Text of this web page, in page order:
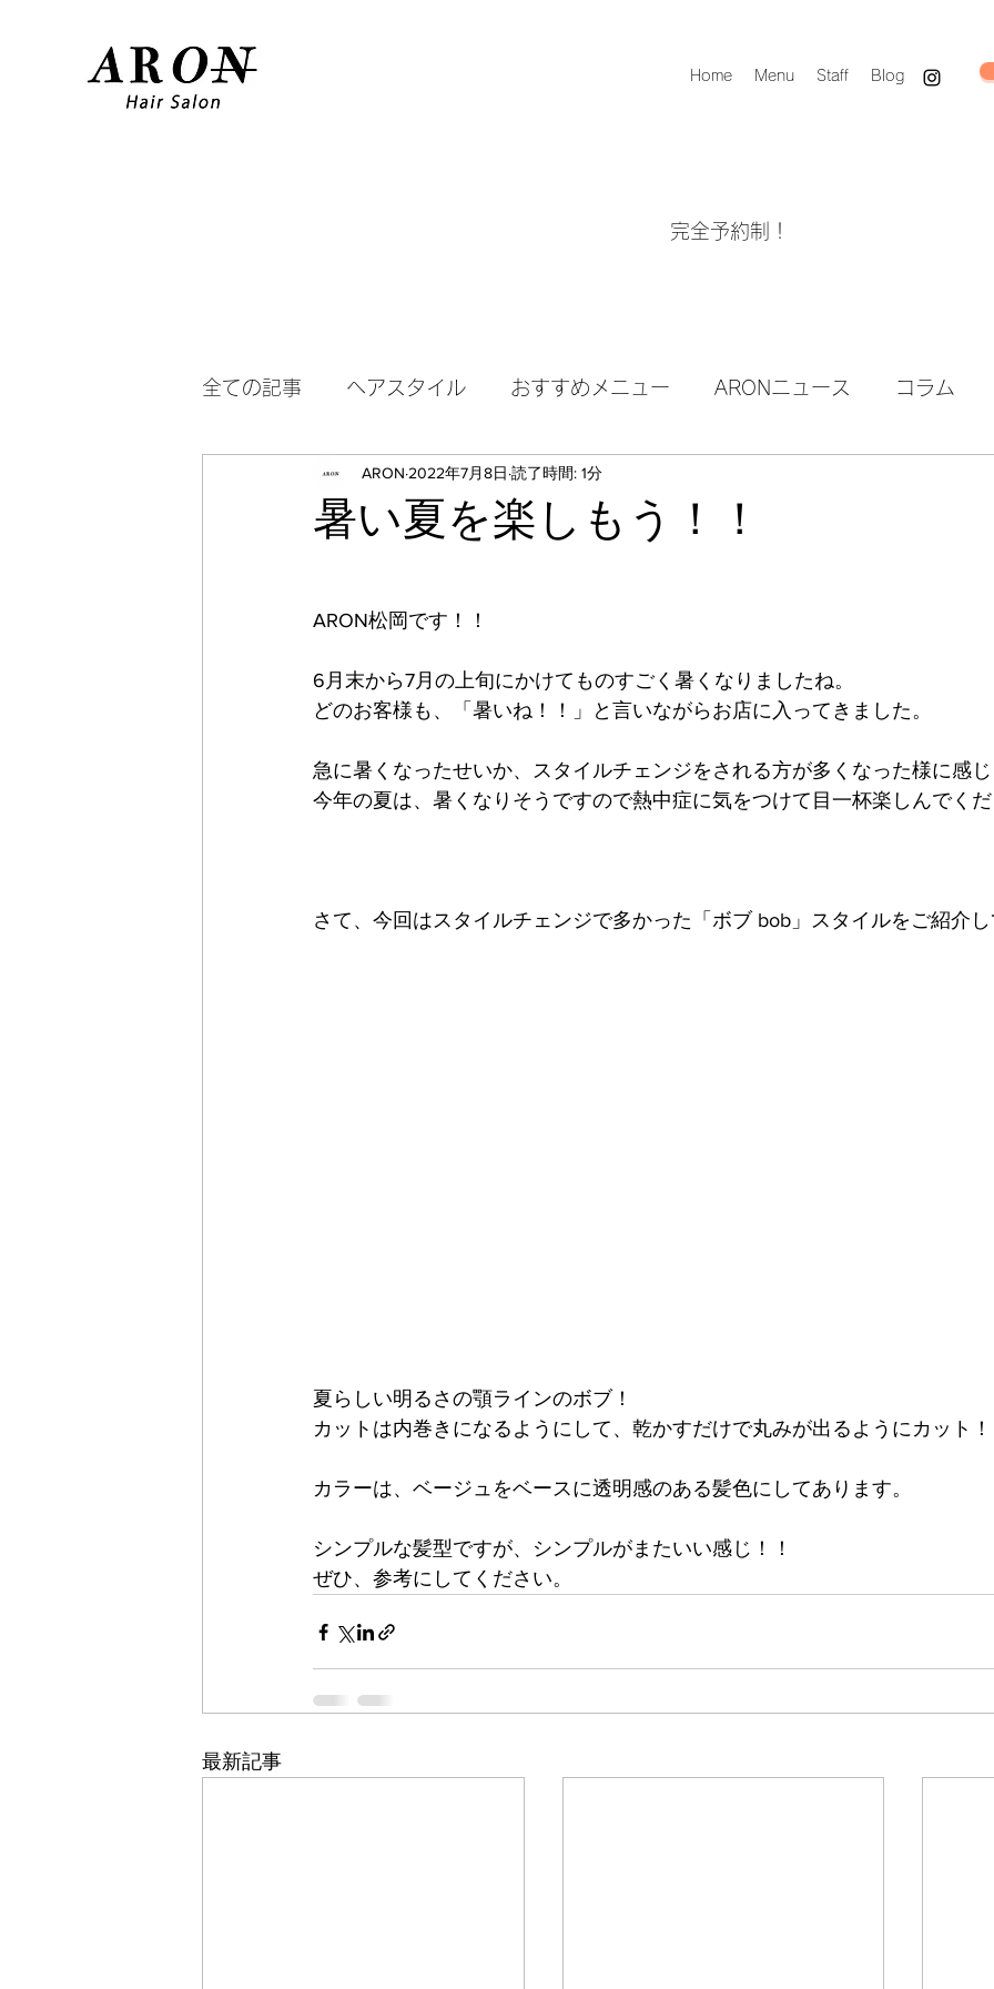
Home Menu Staff Blog
完全予約制！
全ての記事 ヘアスタイル おすすめメニュー ARONニュース コラム
暑い夏を楽しもう！！
ARON 2022年7月8日 読了時間: 1分
ARON松岡です！！
6月末から7月の上旬にかけてものすごく暑くなりましたね。
どのお客様も、「暑いね！！」と言いながらお店に入ってきました。
急に暑くなったせいか、スタイルチェンジをされる方が多くなった様に感
今年の夏は、暑くなりそうですので熱中症に気をつけて目一杯楽しんでく
さて、今回はスタイルチェンジで多かった「ボブ bob」スタイルをご紹介
夏らしい明るさの顎ラインのボブ！
カットは内巻きになるようにして、乾かすだけで丸みが出るようにカット
カラーは、ベージュをベースに透明感のある髪色にしてあります。
シンプルな髪型ですが、シンプルがまたいい感じ！！
ぜひ、参考にしてください。
最新記事